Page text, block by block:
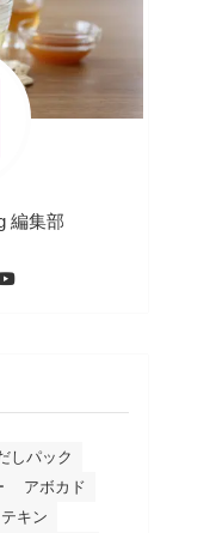
編集部
しパック
アボカド
キン